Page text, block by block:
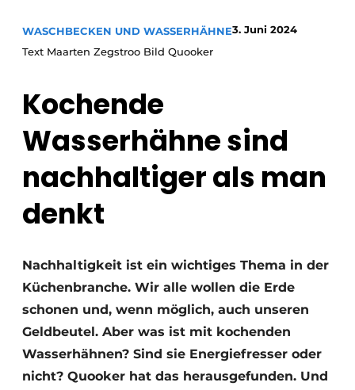
Ein Stellenangebot registrieren
Offene Stellen
Arbeitsblätter
Möbelbeschläge und Schränke
WASCHBECKEN UND WASSERHÄHNE3. Juni 2024
Text Maarten Zegstroo Bild Quooker
Kochende
Wasserhähne sind
nachhaltiger als man
denkt
Nachhaltigkeit ist ein wichtiges Thema in der
Küchenbranche. Wir alle wollen die Erde
schonen und, wenn möglich, auch unseren
Geldbeutel. Aber was ist mit kochenden
Wasserhähnen? Sind sie Energiefresser oder
nicht? Quooker hat das herausgefunden. Und